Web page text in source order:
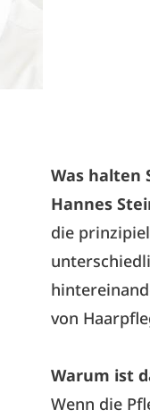
Was halten
Hannes
die
von
Warum ist
Wenn die